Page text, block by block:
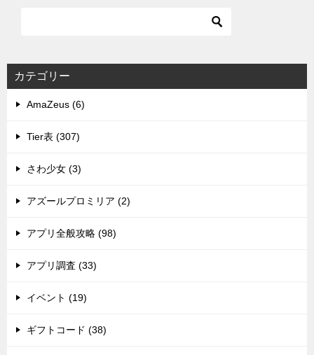
カテゴリー
AmaZeus (6)
Tier表 (307)
さわ少女 (3)
アズールプロミリア (2)
アプリ全般攻略 (98)
アプリ調査 (33)
イベント (19)
ギフトコード (38)